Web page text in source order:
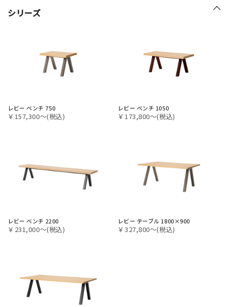
シリーズ
レビー ベンチ 750
￥157,300〜(税込)
レビー ベンチ 1050
￥173,800〜(税込)
レビー ベンチ 2200
￥231,000〜(税込)
レビー テーブル 1800×900
￥327,800〜(税込)